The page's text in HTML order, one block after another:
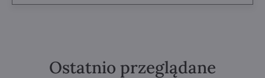
Ostatnio przeglądane